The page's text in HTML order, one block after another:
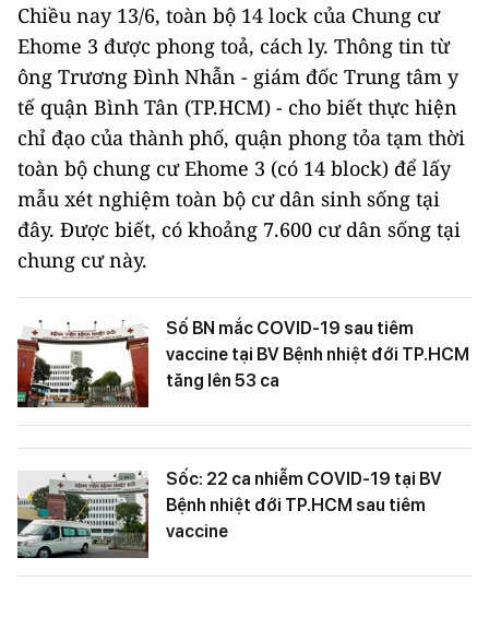
Chiều nay 13/6, toàn bộ 14 lock của Chung cư
Ehome 3 được phong toả, cách ly. Thông tin từ
ông Trương Đình Nhẫn - giám đốc Trung tâm y
tế quận Bình Tân (TP.HCM) - cho biết thực hiện
chỉ đạo của thành phố, quận phong tỏa tạm thời
toàn bộ chung cư Ehome 3 (có 14 block) để lấy
mẫu xét nghiệm toàn bộ cư dân sinh sống tại
đây. Được biết, có khoảng 7.600 cư dân sống tại
chung cư này.
Số BN mắc COVID-19 sau tiêm
vaccine tại BV Bệnh nhiệt đới TP.HCM
tăng lên 53 ca
Sốc: 22 ca nhiễm COVID-19 tại BV
Bệnh nhiệt đới TP.HCM sau tiêm
vaccine